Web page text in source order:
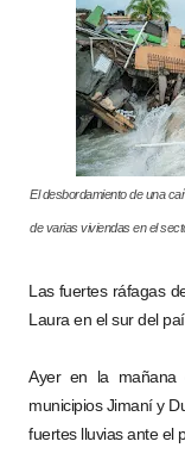
El desbordamiento de una
de varias viviendas en el
Las fuertes ráfagas
Laura en el sur del
Ayer en la mañana
municipios Jimaní y
fuertes lluvias ante el